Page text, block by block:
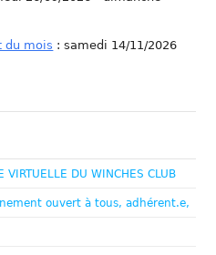
du mois : samedi 14/11/2026
VIRTUELLE DU WINCHES CLUB
ouvert à tous, adhérent.e,